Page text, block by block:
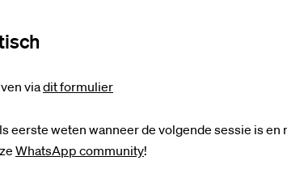
viadit formulier
eerste weten wanneer de volgende sessie is en
WhatsApp community!